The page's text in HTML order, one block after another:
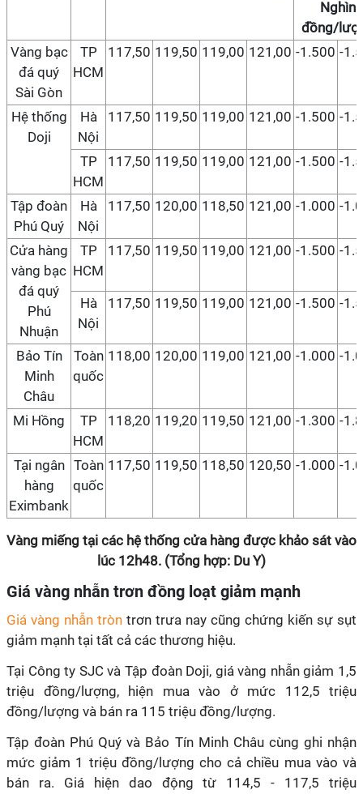
Nghìn
đồng/
Vàng bạc
đá quý
Sài Gòn
TP
HCM
117,50 119,50 119,00 121,00 -1.500 -
Hệ thống
Doji
Hà
Nội
117,50 119,50 119,00 121,00 -1.500 -
TP
HCM
117,50 119,50 119,00 121,00 -1.500 -
Tập đoàn
Phú Quý
Hà
Nội
117,50 120,00 118,50 121,00 -1.000 -
Cửa hàng
vàng bạc
đá quý
Phú
Nhuận
TP
HCM
117,50 119,50 119,00 121,00 -1.500 -
Hà
Nội
117,50 119,50 119,00 121,00 -1.500 -
Bảo Tín
Minh
Châu
Toàn
quốc
118,00 120,00 119,00 121,00 -1.000 -
Mi Hồng
TP
HCM
118,20 119,20 119,50 121,00 -1.300 -
Tại ngân
hàng
Eximbank
Toàn
quốc
117,50 119,50 118,50 120,50 -1.000 -
Vàng miếng tại các hệ thống cửa hàng được khảo sát vào
lúc 12h48. (Tổng hợp: Du Y)
Giá vàng nhẫn trơn đồng loạt giảm mạnh
Giá vàng nhẫn tròn trơn trưa nay cũng chứng kiến sự sụt
giảm mạnh tại tất cả các thương hiệu.
Tại Công ty SJC và Tập đoàn Doji, giá vàng nhẫn giảm 1,5
triệu đồng/lượng, hiện mua vào ở mức 112,5 triệu
đồng/lượng và bán ra 115 triệu đồng/lượng.
Tập đoàn Phú Quý và Bảo Tín Minh Châu cùng ghi nhận
mức giảm 1 triệu đồng/lượng cho cả chiều mua vào và
bán ra. Giá hiện dao động từ 114,5 - 117,5 triệu